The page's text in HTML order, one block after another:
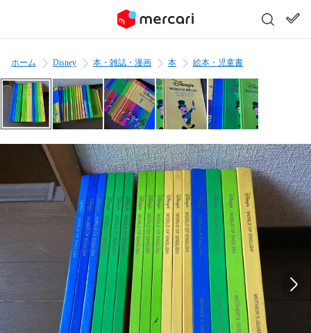
ホーム Disney 本・雑誌・漫画 本 絵本・児童書